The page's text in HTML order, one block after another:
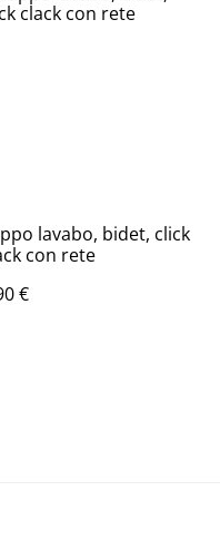
lavabo, bidet, click
con rete
€